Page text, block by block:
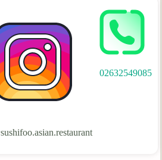
02632549085
sushifoo.asian.restaurant@